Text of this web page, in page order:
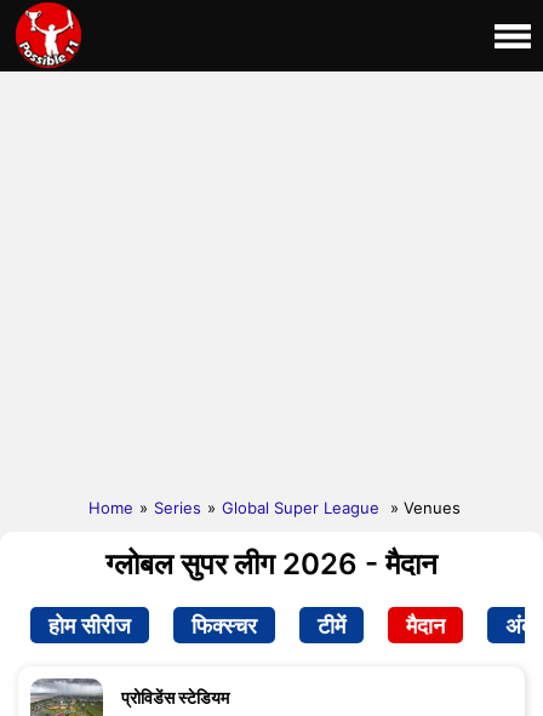
Home » Series » Global Super League » Venues
ग्लोबल सुपर लीग 2026 - मैदान
होम सीरीज फिक्स्चर टीमें मैदान अंक
प्रोविडेंस स्टेडियम